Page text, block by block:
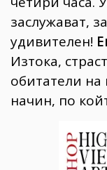
заслужават,
удивителен!
Изтока,
обитатели
начин, по